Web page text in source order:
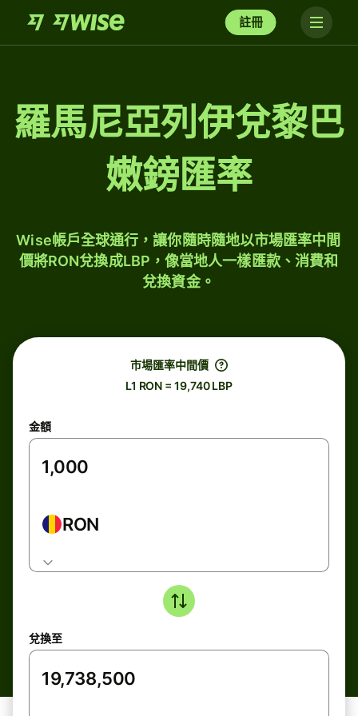
註冊
羅馬尼亞列伊兌黎巴
嫩鎊匯率
Wise帳戶全球通行，讓你隨時隨地以市場匯率中間
價將RON兌換成LBP，像當地人一樣匯款、消費和
兌換資金。
市場匯率中間價
L1 RON = 19,740 LBP
金額
RON
兌換至